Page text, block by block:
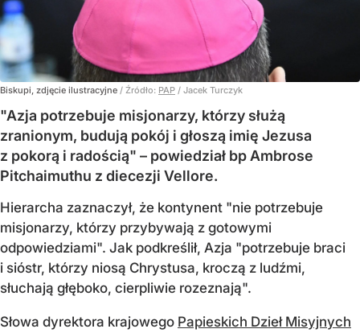
Biskupi, zdjęcie ilustracyjne / Źródło: PAP / Jacek Turczyk
"Azja potrzebuje misjonarzy, którzy służą
zranionym, budują pokój i głoszą imię Jezusa
z pokorą i radością" – powiedział bp Ambrose
Pitchaimuthu z diecezji Vellore.
Hierarcha zaznaczył, że kontynent "nie potrzebuje
misjonarzy, którzy przybywają z gotowymi
odpowiedziami". Jak podkreślił, Azja "potrzebuje braci
i sióstr, którzy niosą Chrystusa, kroczą z ludźmi,
słuchają głęboko, cierpliwie rozeznają".
Słowa dyrektora krajowego Papieskich Dzieł Misyjnych